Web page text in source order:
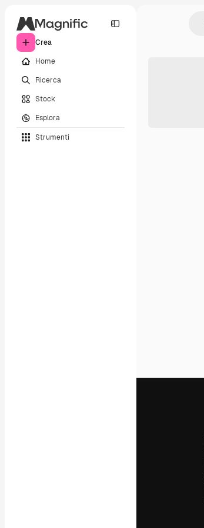
Crea
Home
Ricerca
Stock
Esplora
Strumenti